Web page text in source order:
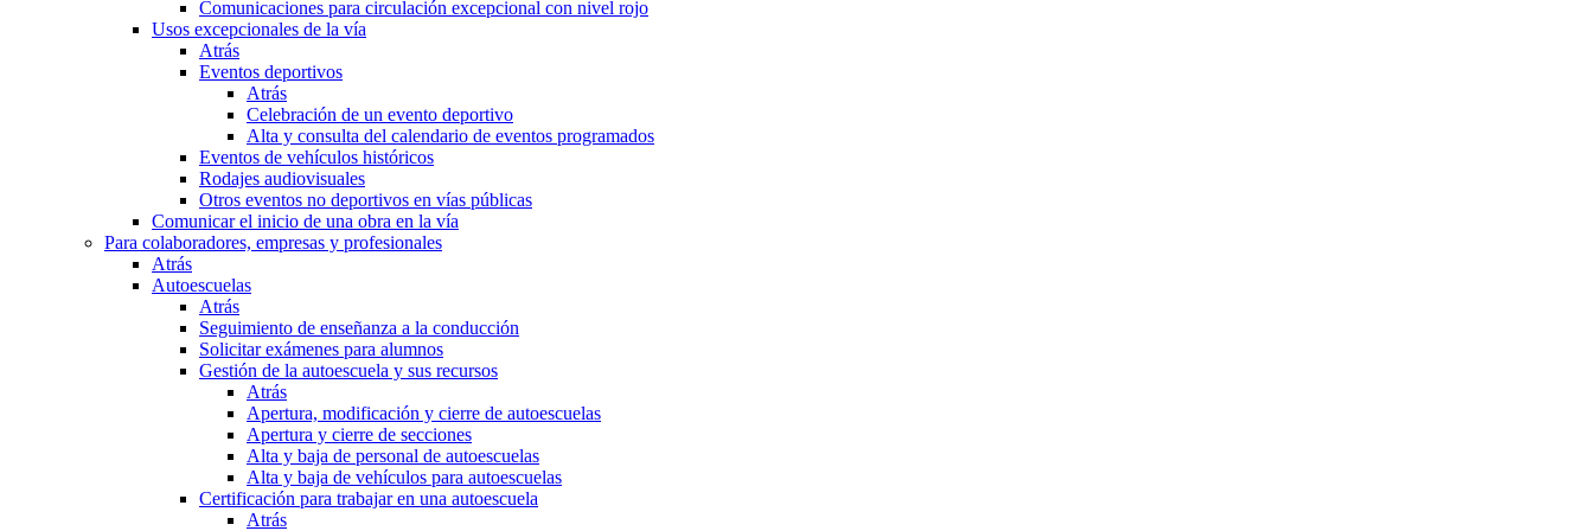
Comunicaciones para circulación excepcional con nivel rojo
Usos excepcionales de la vía
Atrás
Eventos deportivos
Atrás
Celebración de un evento deportivo
Alta y consulta del calendario de eventos programados
Eventos de vehículos históricos
Rodajes audiovisuales
Otros eventos no deportivos en vías públicas
Comunicar el inicio de una obra en la vía
Para colaboradores, empresas y profesionales
Atrás
Autoescuelas
Atrás
Seguimiento de enseñanza a la conducción
Solicitar exámenes para alumnos
Gestión de la autoescuela y sus recursos
Atrás
Apertura, modificación y cierre de autoescuelas
Apertura y cierre de secciones
Alta y baja de personal de autoescuelas
Alta y baja de vehículos para autoescuelas
Certificación para trabajar en una autoescuela
Atrás